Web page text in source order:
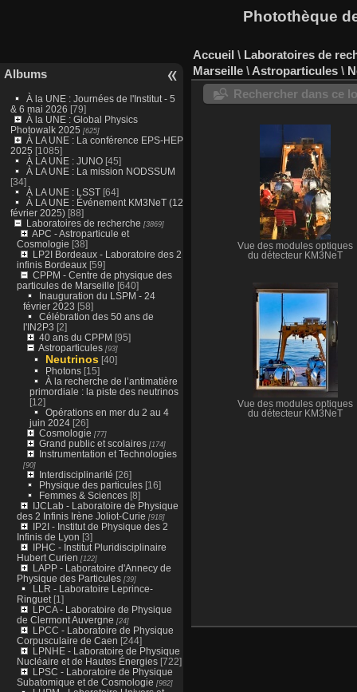
Photothèque
Albums
À la UNE : Journées de l'Institut - 5
& 6 mai 2026 [79]
À la UNE : Global Physics
Photowalk 2025 [625]
À LA UNE : La conférence EPS-HEP
2025 [1085]
À LA UNE : JUNO [45]
À LA UNE : La mission NODSSUM
[34]
À LA UNE : LSST[64]
À LA UNE : Événement KM3NeT (12
février 2025)[88]
Laboratoires de recherche [3869]
APC - Astroparticule et
Cosmologie [38]
LP2I Bordeaux - Laboratoire des 2
infinis Bordeaux[59]
CPPM - Centre de physique des
particules de Marseille [640]
Inauguration du LSPM - 24
février 2023 [58]
Célébration des 50 ans de
l'IN2P3 [2]
40 ans du CPPM [95]
Astroparticules[93]
Neutrinos[40]
Photons[15]
À la recherche de l’antimatière
primordiale : la piste des neutrinos
[12]
Opérations en mer du 2 au 4
juin 2024[26]
Cosmologie [77]
Grand public et scolaires[174]
Instrumentation et Technologies
[90]
Interdisciplinarité [26]
Physique des particules[16]
Femmes & Sciences[8]
IJCLab - Laboratoire de Physique
des 2 Infinis Irène Joliot-Curie [918]
IP2I - Institut de Physique des 2
Infinis de Lyon [3]
IPHC - Institut Pluridisciplinaire
Hubert Curien [122]
LAPP - Laboratoire d'Annecy de
Physique des Particules[39]
LLR - Laboratoire Leprince-
Ringuet[1]
LPCA - Laboratoire de Physique
de Clermont Auvergne [24]
LPCC - Laboratoire de Physique
Corpusculaire de Caen [244]
LPNHE - Laboratoire de Physique
Nucléaire et de Hautes Énergies[722]
LPSC - Laboratoire de Physique
Subatomique et de Cosmologie [982]
Accueil \ Laboratoires de
Marseille \ Astroparticules \
Rechercher dans ce
Vue des modules optiques
du détecteur KM3NeT
Vue des modules optiques
du détecteur KM3NeT